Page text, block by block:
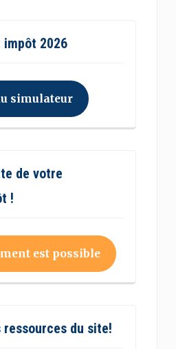
2026
simulateur
de votre
!
est possible
du site!